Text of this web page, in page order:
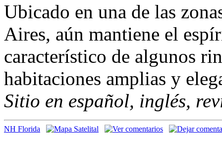
Ubicado en una de las
Aires, aún mantiene el
característico de algunos
habitaciones amplias y
Sitio en español, inglés,
NH Florida